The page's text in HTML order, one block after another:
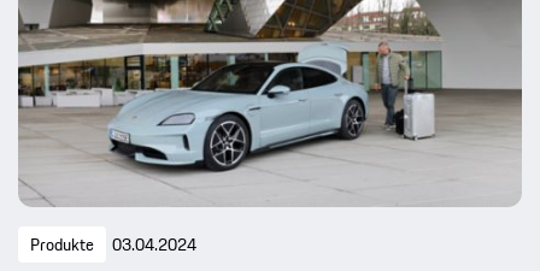
Produkte 03.04.2024